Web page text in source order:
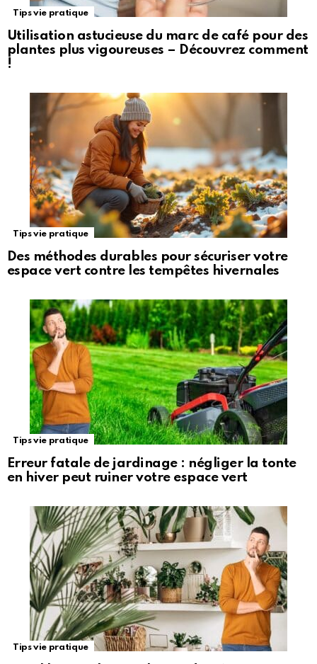
Tips vie pratique
Utilisation astucieuse du marc de café pour des
plantes plus vigoureuses – Découvrez comment
!
Tips vie pratique
Des méthodes durables pour sécuriser votre
espace vert contre les tempêtes hivernales
Tips vie pratique
Erreur fatale de jardinage : négliger la tonte
en hiver peut ruiner votre espace vert
Tips vie pratique